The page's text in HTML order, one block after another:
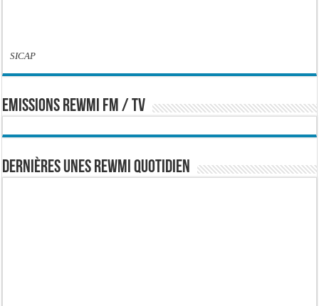
SICAP
EMISSIONS REWMI FM / TV
Dernières Unes Rewmi Quotidien